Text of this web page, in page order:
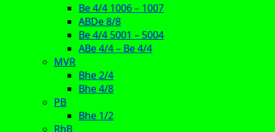
Be 4/4 1006 – 1007
ABDe 8/8
Be 4/4 5001 – 5004
ABe 4/4 – Be 4/4
MVR
Bhe 2/4
Bhe 4/8
PB
Bhe 1/2
RhB